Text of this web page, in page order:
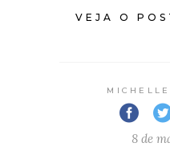
VEJA O
8 de